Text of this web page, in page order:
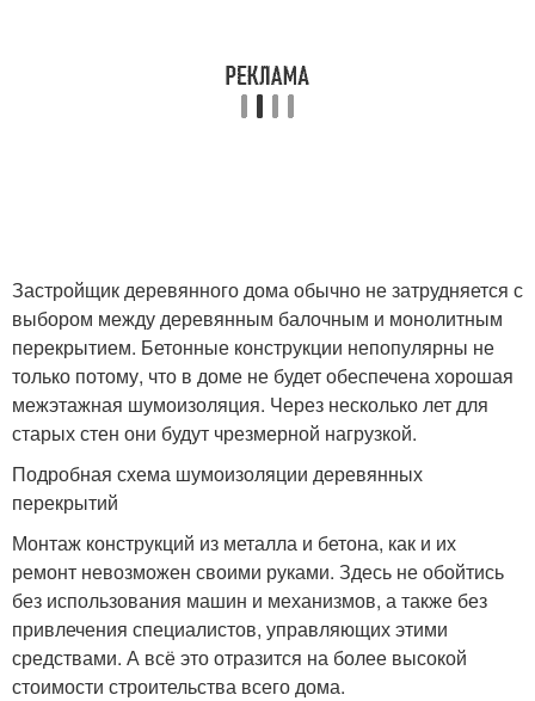
Застройщик деревянного дома обычно не затрудняется с
выбором между деревянным балочным и монолитным
перекрытием. Бетонные конструкции непопулярны не
только потому, что в доме не будет обеспечена хорошая
межэтажная шумоизоляция. Через несколько лет для
старых стен они будут чрезмерной нагрузкой.
Подробная схема шумоизоляции деревянных
перекрытий
Монтаж конструкций из металла и бетона, как и их
ремонт невозможен своими руками. Здесь не обойтись
без использования машин и механизмов, а также без
привлечения специалистов, управляющих этими
средствами. А всё это отразится на более высокой
стоимости строительства всего дома.